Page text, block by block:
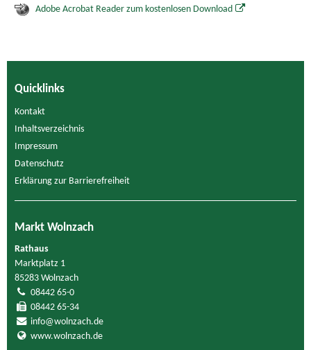
Adobe Acrobat Reader zum kostenlosen Download
Quicklinks
Kontakt
Inhaltsverzeichnis
Impressum
Datenschutz
Erklärung zur Barrierefreiheit
Markt Wolnzach
Rathaus
Marktplatz 1
85283 Wolnzach
08442 65-0
08442 65-34
info@wolnzach.de
www.wolnzach.de